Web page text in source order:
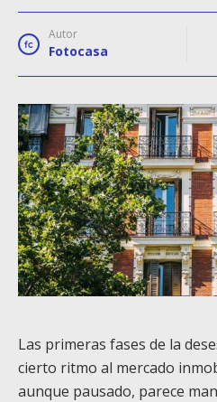
Autor
Fotocasa
Las primeras fases de la
cierto ritmo al mercado
aunque pausado, parece